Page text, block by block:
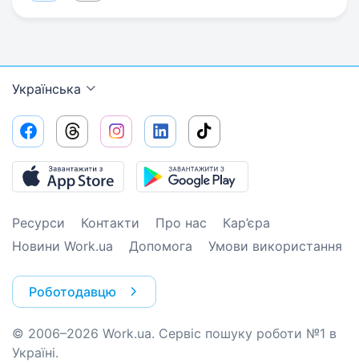
Українська
Ресурси Контакти Про нас
Кар’єра
Новини Work.ua
Допомога Умови використання
Роботодавцю
© 2006–2026 Work.ua. Сервіс пошуку роботи №1 в
Україні.